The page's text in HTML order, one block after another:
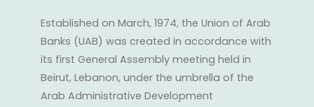
Established on March, 1974, the Union of Arab
Banks (UAB) was created in accordance with
its first General Assembly meeting held in
Beirut, Lebanon, under the umbrella of the
Arab Administrative Development